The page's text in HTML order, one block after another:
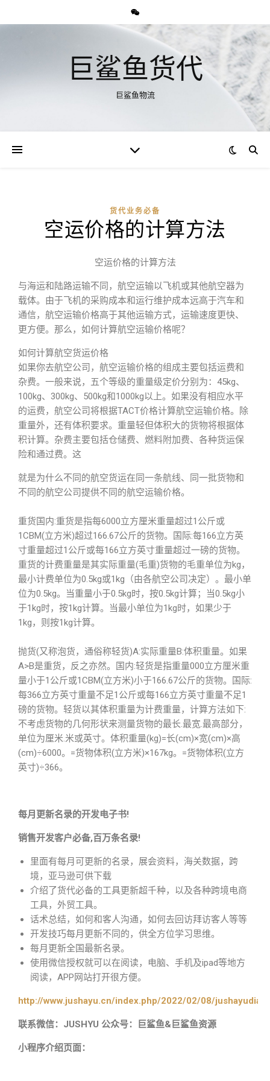
巨鲨鱼货代
巨鲨鱼物流
货代业务必备
空运价格的计算方法
空运价格的计算方法
与海运和陆路运输不同，航空运输以飞机或其他航空器为
载体。由于飞机的采购成本和运行维护成本远高于汽车和
通信，航空运输价格高于其他运输方式，运输速度更快、
更方便。那么，如何计算航空运输价格呢？
如何计算航空货运价格
如果你去航空公司，航空运输价格的组成主要包括运费和
杂费。一般来说，五个等级的重量级定价分别为：45kg、
100kg、300kg、500kg和1000kg以上。如果没有相应水平
的运费，航空公司将根据TACT价格计算航空运输价格。除
重量外，还有体积要求。重量轻但体积大的货物将根据体
积计算。杂费主要包括仓储费、燃料附加费、各种货运保
险和通过费。这
就是为什么不同的航空货运在同一条航线、同一批货物和
不同的航空公司提供不同的航空运输价格。
重货国内:重货是指每6000立方厘米重量超过1公斤或
1CBM(立方米)超过166.67公斤的货物。国际:每166立方英
寸重量超过1公斤或每166立方英寸重量超过一磅的货物。
重货的计费重量是其实际重量(毛重)货物的毛重单位为kg，
最小计费单位为0.5kg或1kg（由各航空公司决定）。最小单
位为0.5kg。当重量小于0.5kg时，按0.5kg计算；当0.5kg小
于1kg时，按1kg计算。当最小单位为1kg时，如果少于
1kg，则按1kg计算。
抛货(又称泡货，通俗称轻货)A:实际重量B:体积重量。如果
A>B是重货，反之亦然。国内:轻货是指重量000立方厘米重
量小于1公斤或1CBM(立方米)小于166.67公斤的货物。国际:
每366立方英寸重量不足1公斤或每166立方英寸重量不足1
磅的货物。轻货以其体积重量为计费重量，计算方法如下:
不考虑货物的几何形状来测量货物的最长.最宽.最高部分，
单位为厘米.米或英寸。体积重量(kg)=长(cm)×宽(cm)×高
(cm)÷6000。=货物体积(立方米)×167kg。=货物体积(立方
英寸)÷366。
每月更新名录的开发电子书!
销售开发客户必备,百万条名录!
里面有每月可更新的名录，展会资料，海关数据，跨
境，亚马逊可供下载
介绍了货代必备的工具更新超千种，以及各种跨境电商
工具，外贸工具。
话术总结，如何和客人沟通，如何去回访拜访客人等等
开发技巧每月更新不同的，供全方位学习思维。
每月更新全国最新名录。
使用微信授权就可以在阅读，电脑、手机及ipad等地方
阅读，APP网站打开很方便。
http://www.jushayu.cn/index.php/2022/02/08/
联系微信：JUSHYU 公众号：巨鲨鱼&巨鲨鱼资源
小程序介绍页面：